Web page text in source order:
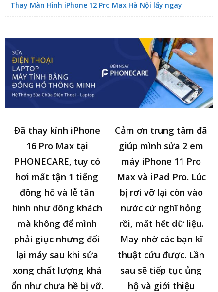
Thay Màn Hình iPhone 12 Pro Max Hà Nội lấy ngay
Đã thay kính iPhone
16 Pro Max tại
PHONECARE, tuy có
hơi mất tận 1 tiếng
đồng hồ và lễ tân
hình như đông khách
mà không để mình
phải giục nhưng đổi
lại máy sau khi sửa
xong chất lượng khá
ổn như chưa hề bị vỡ.
Cảm ơn trung tâm đã
giúp mình sửa 2 em
máy iPhone 11 Pro
Max và iPad Pro. Lúc
bị rơi vỡ lại còn vào
nước cứ nghĩ hỏng
rồi, mất hết dữ liệu.
May nhờ các bạn kĩ
thuật cứu được. Lần
sau sẽ tiếp tục ủng
hộ và giới thiệu